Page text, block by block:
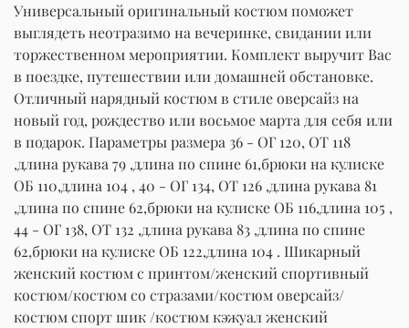
Универсальный оригинальный костюм поможет
выглядеть неотразимо на вечеринке, свидании или
торжественном мероприятии. Комплект выручит Вас
в поездке, путешествии или домашней обстановке.
Отличный нарядный костюм в стиле оверсайз на
новый год, рождество или восьмое марта для себя или
в подарок. Параметры размера 36 - ОГ 120, ОТ 118
,длина рукава 79 ,длина по спине 61,брюки на кулиске
ОБ 110,длина 104 , 40 - ОГ 134, ОТ 126 ,длина рукава 81
,длина по спине 62,брюки на кулиске ОБ 116,длина 105 ,
44 - ОГ 138, ОТ 132 ,длина рукава 83 ,длина по спине
62,брюки на кулиске ОБ 122,длина 104 . Шикарный
женский костюм с принтом/женский спортивный
костюм/костюм со стразами/костюм оверсайз/
костюм спорт шик /костюм кэжуал женский